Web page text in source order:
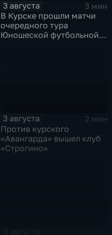
3 августа
3 мин
В Курске прошли матчи
очередного тура
Юношеской футбольной
3 августа
2 мин
Против курского
«Авангарда» вышел клуб
«Строгино»